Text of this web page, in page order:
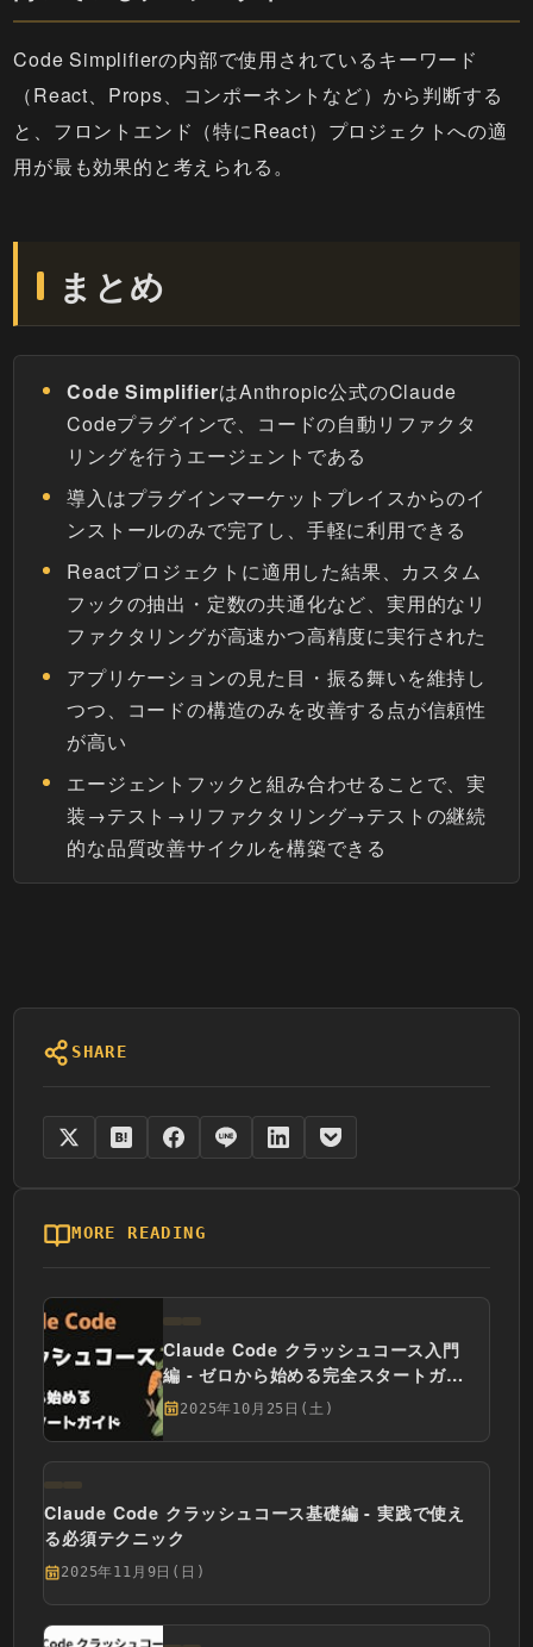
Code Simplifierの内部で使用されているキーワード
（React、Props、コンポーネントなど）から判断する
と、フロントエンド（特にReact）プロジェクトへの適
用が最も効果的と考えられる。
まとめ
Code SimplifierはAnthropic公式のClaude
Codeプラグインで、コードの自動リファクタ
リングを行うエージェントである
導入はプラグインマーケットプレイスからのイ
ンストールのみで完了し、手軽に利用できる
Reactプロジェクトに適用した結果、カスタム
フックの抽出・定数の共通化など、実用的なリ
ファクタリングが高速かつ高精度に実行された
アプリケーションの見た目・振る舞いを維持し
つつ、コードの構造のみを改善する点が信頼性
が高い
エージェントフックと組み合わせることで、実
装→テスト→リファクタリング→テストの継続
的な品質改善サイクルを構築できる
SHARE
MORE READING
Claude Code クラッシュコース入門
編 - ゼロから始める完全スタートガイ
ド2025年10月25日(土)
Claude Code クラッシュコース基礎編 - 実践で使え
る必須テクニック
2025年11月9日(日)